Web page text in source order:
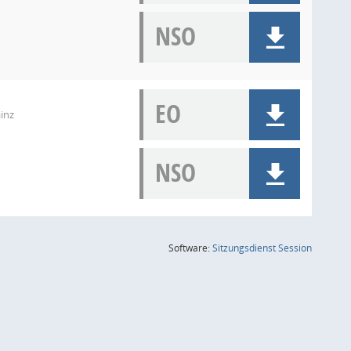
NSO
EO
NSO
Software:SitzungsdienstSession(Wird in